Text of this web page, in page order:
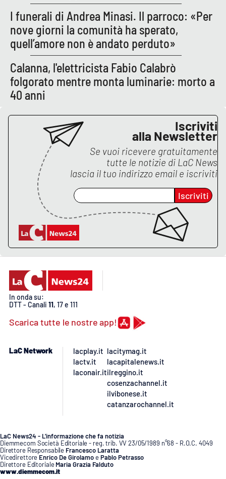
I funerali di Andrea Minasi. Il parroco: «Per
nove giorni la comunità ha sperato,
quell’amore non è andato perduto»
Calanna, l'elettricista Fabio Calabrò
folgorato mentre monta luminarie: morto a
40 anni
Iscriviti
alla Newsletter
Se vuoi ricevere gratuitamente
tutte le notizie di LaC News
lascia il tuo indirizzo email e iscriviti
Iscriviti
In onda su:
DTT - Canali 11, 17 e 111
Scarica tutte le nostre app!
LaC Network
lacplay.it
lactv.it
laconair.it
lacitymag.it
lacapitalenews.it
ilreggino.it
cosenzachannel.it
ilvibonese.it
catanzarochannel.it
LaC News24 - L’informazione che fa notizia
Diemmecom Società Editoriale - reg. trib. VV 23/05/1989 n°68 - R.O.C. 4049
Direttore Responsabile Francesco Laratta
Vicedirettore Enrico De GirolamoePablo Petrasso
Direttore Editoriale Maria Grazia Falduto
www.diemmecom.it